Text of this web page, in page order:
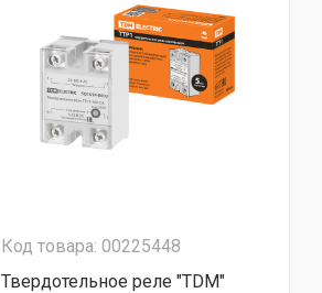
Код товара: 00225448
Твердотельное реле "TDM"